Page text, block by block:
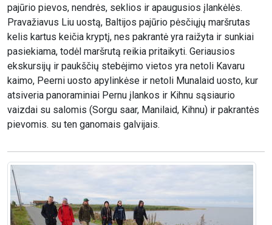
pajūrio pievos, nendrės, seklios ir apaugusios įlankėlės.
Pravažiavus Liu uostą, Baltijos pajūrio pėsčiųjų maršrutas
kelis kartus keičia kryptį, nes pakrantė yra raižyta ir sunkiai
pasiekiama, todėl maršrutą reikia pritaikyti. Geriausios
ekskursijų ir paukščių stebėjimo vietos yra netoli Kavaru
kaimo, Peerni uosto apylinkėse ir netoli Munalaid uosto, kur
atsiveria panoraminiai Pernu įlankos ir Kihnu sąsiaurio
vaizdai su salomis (Sorgu saar, Manilaid, Kihnu) ir pakrantės
pievomis. su ten ganomais galvijais.